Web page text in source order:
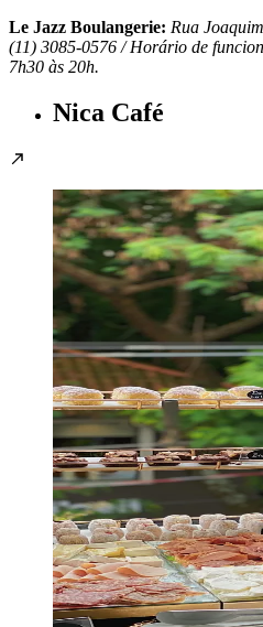
Le Jazz Boulangerie: Rua
(11) 3085-0576 / Horário de
7h30 às 20h.
Nica Café